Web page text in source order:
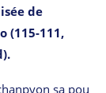
de
(115-111,
sa pou